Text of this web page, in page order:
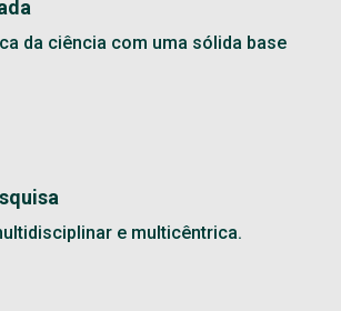
da ciência com uma sólida base
e multicêntrica.